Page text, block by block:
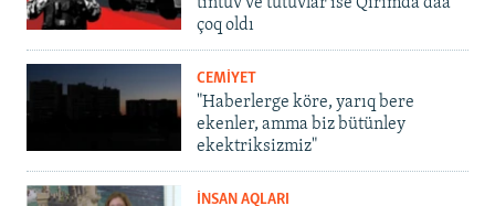
tintüv ve tutuvlar ise Qırımda daa
çoq oldı
CEMİYET
"Haberlerge köre, yarıq bere
ekenler, amma biz bütünley
ekektriksizmiz"
İNSAN AQLARI